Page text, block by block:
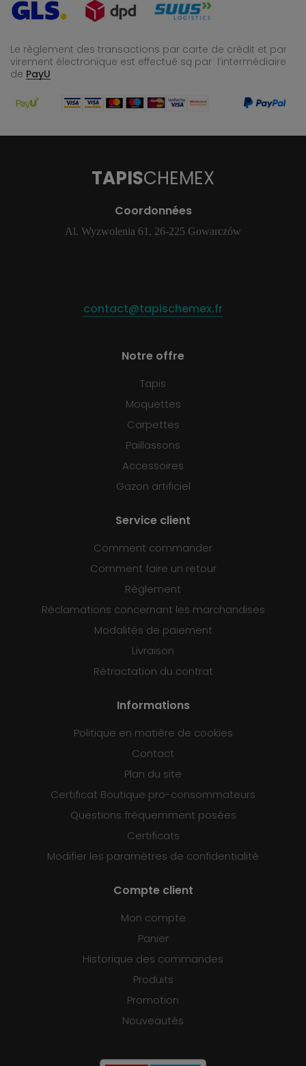
Le règlement des transactions par carte de crédit et par
virement électronique est effectué są par l’intermédiaire
de PayU
TAPISCHEMEX
Coordonnées
Al. Wyzwolenia 61, 26-225 Gowarczów
contact@tapischemex.fr
Notre offre
Tapis
Moquettes
Carpettes
Paillassons
Accessoires
Gazon artificiel
Service client
Comment commander
Comment faire un retour
Règlement
Réclamations concernant les marchandises
Modalités de paiement
Livraison
Rétractation du contrat
Informations
Politique en matière de cookies
Contact
Plan du site
Certificat Boutique pro-consommateurs
Questions fréquemment posées
Certificats
Modifier les paramètres de confidentialité
Compte client
Mon compte
Panier
Historique des commandes
Produits
Promotion
Nouveautés